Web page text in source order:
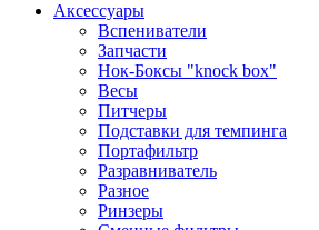
Аксессуары
Вспениватели
Запчасти
Нок-Боксы "knock box"
Весы
Питчеры
Подставки для темпинга
Портафильтр
Разравниватель
Разное
Ринзеры